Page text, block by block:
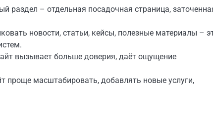
раздел – отдельная посадочная страница,
новости, статьи, кейсы, полезные материалы –
вызывает больше доверия, даёт ощущение
проще масштабировать, добавлять новые услуги,